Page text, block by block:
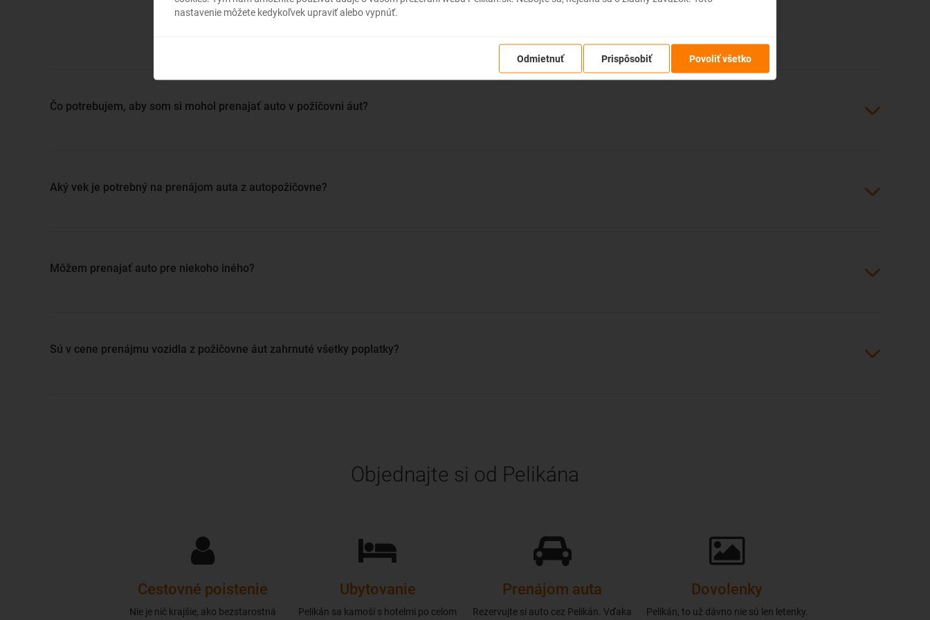
rezervovať auto z pohodlia domova a
prebádať vďaka tomu celú destináciu do
tento blog presvedčí o kúpe leteniek.
FAQ autopožičovne
Čo potrebujem, aby som si mohol prenajať auto v požičovni áut?
Aký vek je potrebný na prenájom auta z autopožičovne?
Môžem prenajať auto pre niekoho iného?
Sú v cene prenájmu vozidla z požičovne áut zahrnuté všetky poplatky?
Objednajte si od Pelikána
Cestovné poistenie
Nie je nič krajšie, ako bezstarostná
Ubytovanie
Pelikán sa kamoší s hotelmi po celom
Prenájom auta
Rezervujte si auto cez Pelikán. Vďaka
Dovolenky
Pelikán, to už dávno nie sú len letenky.
nastavenie môžete kedykoľvek upraviť alebo vypnúť.
Odmietnuť Prispôsobiť Povoliť všetko